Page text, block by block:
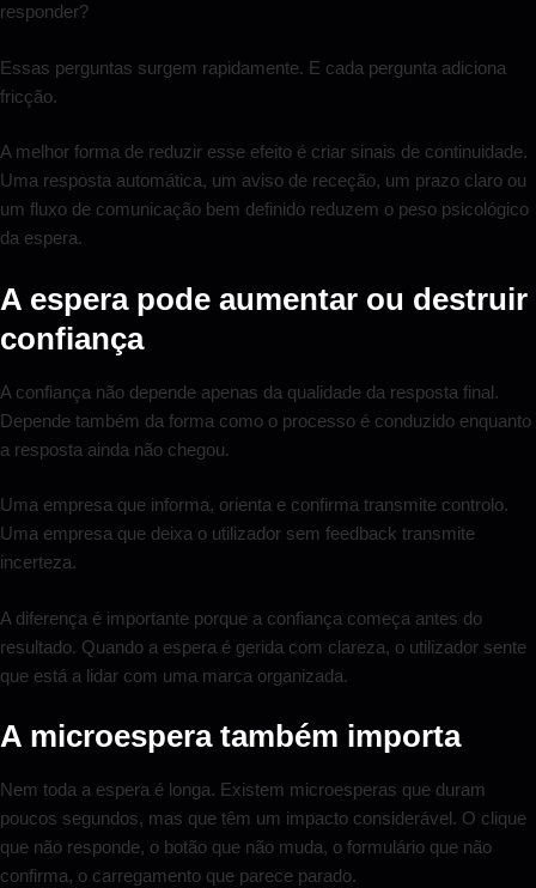
responder?
Essas perguntas surgem rapidamente. E cada pergunta adiciona
fricção.
A melhor forma de reduzir esse efeito é criar sinais de continuidade.
Uma resposta automática, um aviso de receção, um prazo claro ou
um fluxo de comunicação bem definido reduzem o peso psicológico
da espera.
A espera pode aumentar ou destruir
confiança
A confiança não depende apenas da qualidade da resposta final.
Depende também da forma como o processo é conduzido enquanto
a resposta ainda não chegou.
Uma empresa que informa, orienta e confirma transmite controlo.
Uma empresa que deixa o utilizador sem feedback transmite
incerteza.
A diferença é importante porque a confiança começa antes do
resultado. Quando a espera é gerida com clareza, o utilizador sente
que está a lidar com uma marca organizada.
A microespera também importa
Nem toda a espera é longa. Existem microesperas que duram
poucos segundos, mas que têm um impacto considerável. O clique
que não responde, o botão que não muda, o formulário que não
confirma, o carregamento que parece parado.